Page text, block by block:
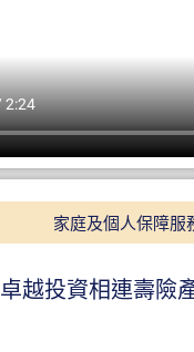
家庭及個人保障服
卓越投資相連壽險